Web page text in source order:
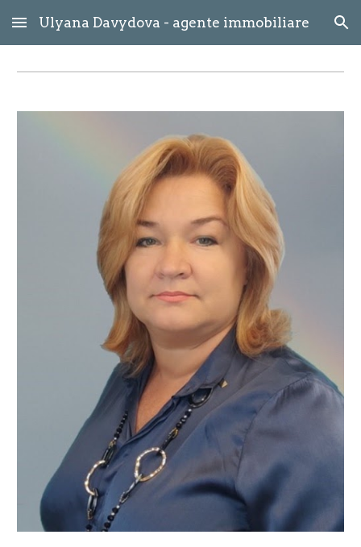
Skip to main content Skip to navigation
Ulyana Davydova - agente immobiliare